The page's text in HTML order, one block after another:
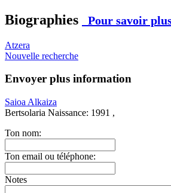
Biographies Pour savoir
Atzera
Nouvelle recherche
Envoyer plus information
Saioa Alkaiza
Bertsolaria Naissance: 1991 ,
Ton nom:
Ton email ou téléphone:
Notes